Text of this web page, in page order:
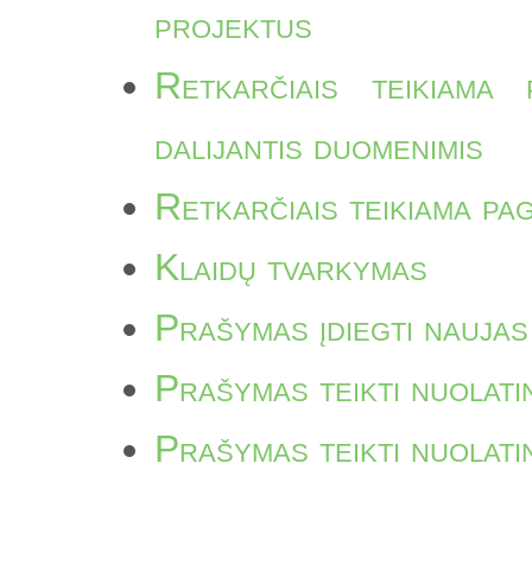
projektus
Retkarčiais
dalijantis duomenimis
Retkarčiais teikiama
Klaidų tvarkymas
Prašymas įdiegti
Prašymas teikti
Prašymas teikti